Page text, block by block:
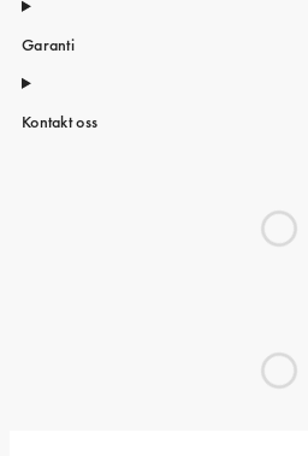
Garanti
Kontakt oss